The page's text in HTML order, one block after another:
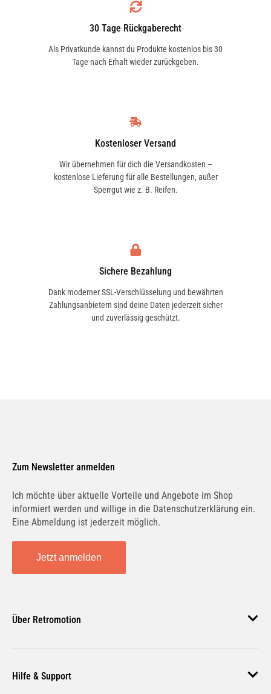
30 Tage Rückgaberecht
Als Privatkunde kannst du Produkte kostenlos bis 30
Tage nach Erhalt wieder zurückgeben.
Kostenloser Versand
Wir übernehmen für dich die Versandkosten –
kostenlose Lieferung für alle Bestellungen, außer
Sperrgut wie z. B. Reifen.
Sichere Bezahlung
Dank moderner SSL-Verschlüsselung und bewährten
Zahlungsanbietern sind deine Daten jederzeit sicher
und zuverlässig geschützt.
Zum Newsletter anmelden
Ich möchte über aktuelle Vorteile und Angebote im Shop
informiert werden und willige in die Datenschutzerklärung ein.
Eine Abmeldung ist jederzeit möglich.
Jetzt anmelden
Über Retromotion
Unsere Jobs
Hilfe & Support